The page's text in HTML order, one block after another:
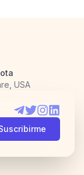
USA
Telegram
TwitterInstagram